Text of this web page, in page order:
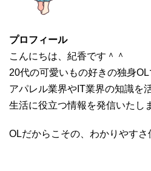
プロフィール
こんにちは、紀香です＾＾
20代の可愛いもの好きの独身OL
アパレル業界やIT業界の知識を
生活に役立つ情報を発信いたし
OLだからこその、わかりやす